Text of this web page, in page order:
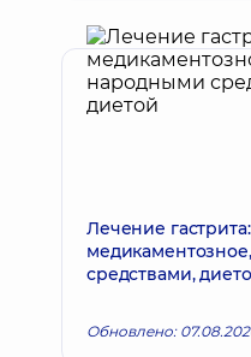
Лечение гастрита:
средствами,
Обновлено: